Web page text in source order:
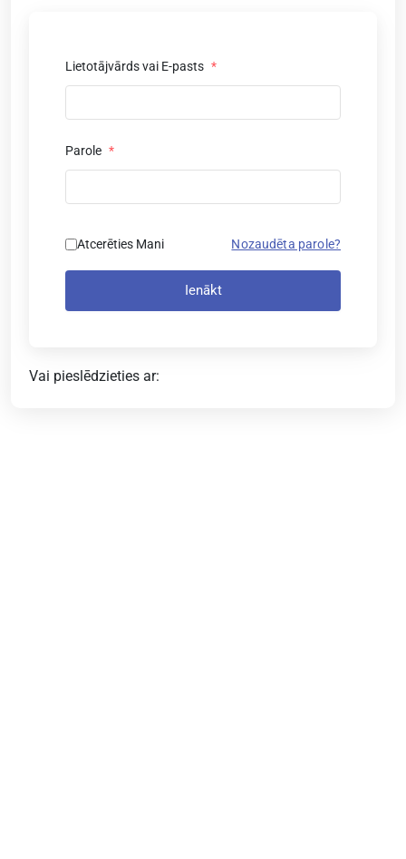
Lietotājvārds vai E-pasts *
Parole *
Atcerēties Mani Nozaudēta parole?
Ienākt
Vai pieslēdzieties ar: